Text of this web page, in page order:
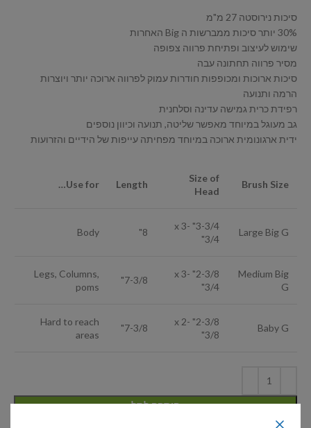
סיכות נירוסטה 27 מ"מ
30% יותר סיכות ממברשות ה Big האחרות
שימוש לעיצוב ופתיחת פרווה צפופה
מסיר פרווה תחתונה עבה
סיכות ארוכות ומכופפות חודרות עמוק לפרווה ארוכה יותר ויוצרות
הרמה ותנועה
רפידת כרית גמישה עדינה וסלחנית
גב מעוגל במיוחד מאפשר שליטה, תנועה וכיוון נוספים
ידית ארגונומית ארוכה במיוחד מפחיתה עייפות של הידיים והזרועות
Brush Size
Size of
Head
Length
Use for…
Large Big G
3-3/4" x 3-
3/4"
8"
Body
Medium Big
G
2-3/8" x 3-
3/4"
7-3/8"
Legs, Columns,
poms
Baby G
2-3/8" x 2-
3/8"
7-3/8"
Hard to reach
areas
הוספה לסל